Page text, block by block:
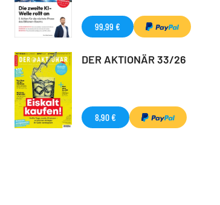
99,99 €
DER AKTIONÄR 33/26
8,90 €